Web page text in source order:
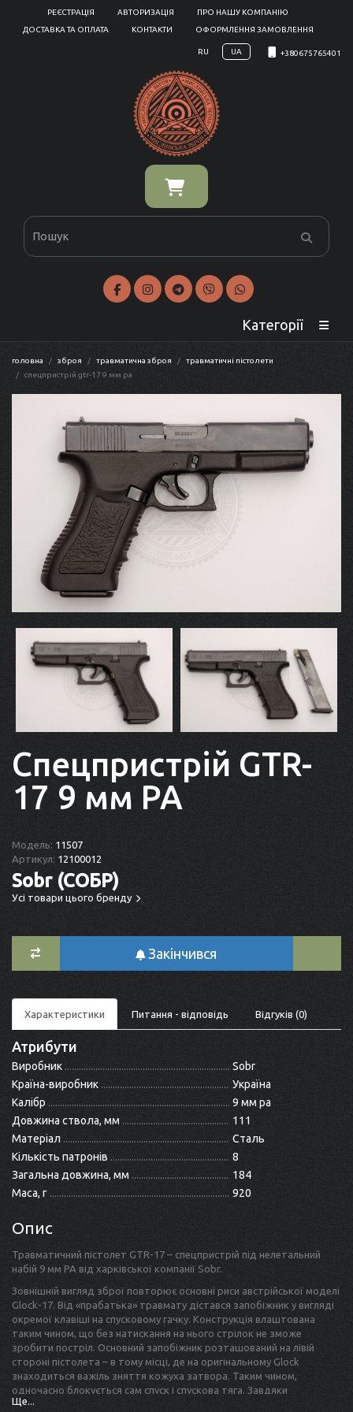
РЕЄСТРАЦІЯ АВТОРИЗАЦІЯ
ПРО НАШУ КОМПАНІЮ
ДОСТАВКА ТА ОПЛАТА
КОНТАКТИ ОФОРМЛЕННЯ ЗАМОВЛЕННЯ
RU UA +380675765401
Категорії
головна зброя травматична зброя
травматичні пістолети
спецпристрій gtr-17 9 мм ра
Спецпристрій GTR-
17 9 мм РА
Модель: 11507
Артикул: 12100012
Sobr (СОБР)
Усі товари цього бренду
Закінчився
Характеристики Питання - відповідь Відгуків (0)
Атрибути
Виробник
Sobr
Країна-виробник
Україна
Калібр
9 мм ра
Довжина ствола, мм
111
Матеріал
Сталь
Кількість патронів
8
Загальна довжина, мм
184
Маса, г
920
Опис
Травматичний пістолет GTR-17 – спецпристрій під нелетальний
набій 9 мм PA від харківської компанії Sobr.
Зовнішній вигляд зброї повторює основні риси австрійської моделі
Glock-17. Від «прабатька» травмату дістався запобіжник у вигляді
окремої клавіші на спусковому гачку. Конструкція влаштована
таким чином, що без натискання на нього стрілок не зможе
зробити постріл. Основний запобіжник розташований на лівій
стороні пістолета – в тому місці, де на оригінальному Glock
знаходиться важіль зняття кожуха затвора. Таким чином,
одночасно блокується сам спуск і спускова тяга. Завдяки
зазначеним заходам, травмат став максимально безпечним у плані
Ще...